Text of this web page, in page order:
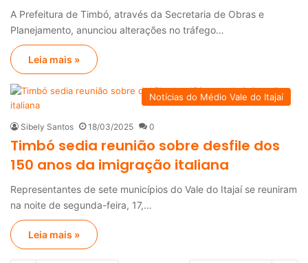
A Prefeitura de Timbó, através da Secretaria de Obras e
Planejamento, anunciou alterações no tráfego…
Leia mais »
Notícias do Médio Vale do Itajaí
Sibely Santos 18/03/2025 0
Timbó sedia reunião sobre desfile dos
150 anos da imigração italiana
Representantes de sete municípios do Vale do Itajaí se reuniram
na noite de segunda-feira, 17,…
Leia mais »